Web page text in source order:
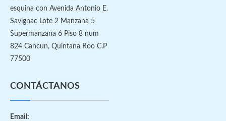
esquina con Avenida Antonio E.
Savignac Lote 2 Manzana 5
Supermanzana 6 Piso 8 num
824 Cancun, Quintana Roo C.P
77500
CONTÁCTANOS
Email: